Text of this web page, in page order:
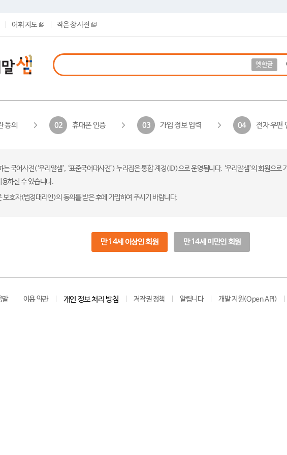
어휘 지도 작은 창 사전
옛한글
동의 02 휴대폰 인증 03 가입 정보 입력 04 전자 우편
는 국어사전(‘우리말샘’, ‘표준국어대사전’) 누리집은 통합 계정(ID)으로 운영됩니다. ‘우리말샘’의 회원으
용하실 수 있습니다.
보호자(법정대리인)의 동의를 받은 후에 가입하여 주시기 바랍니다.
만 14세 이상인 회원 만 14세 미만인 회원
말 이용 약관 개인 정보 처리 방침 저작권 정책 알립니다 개발 지원(Open API)